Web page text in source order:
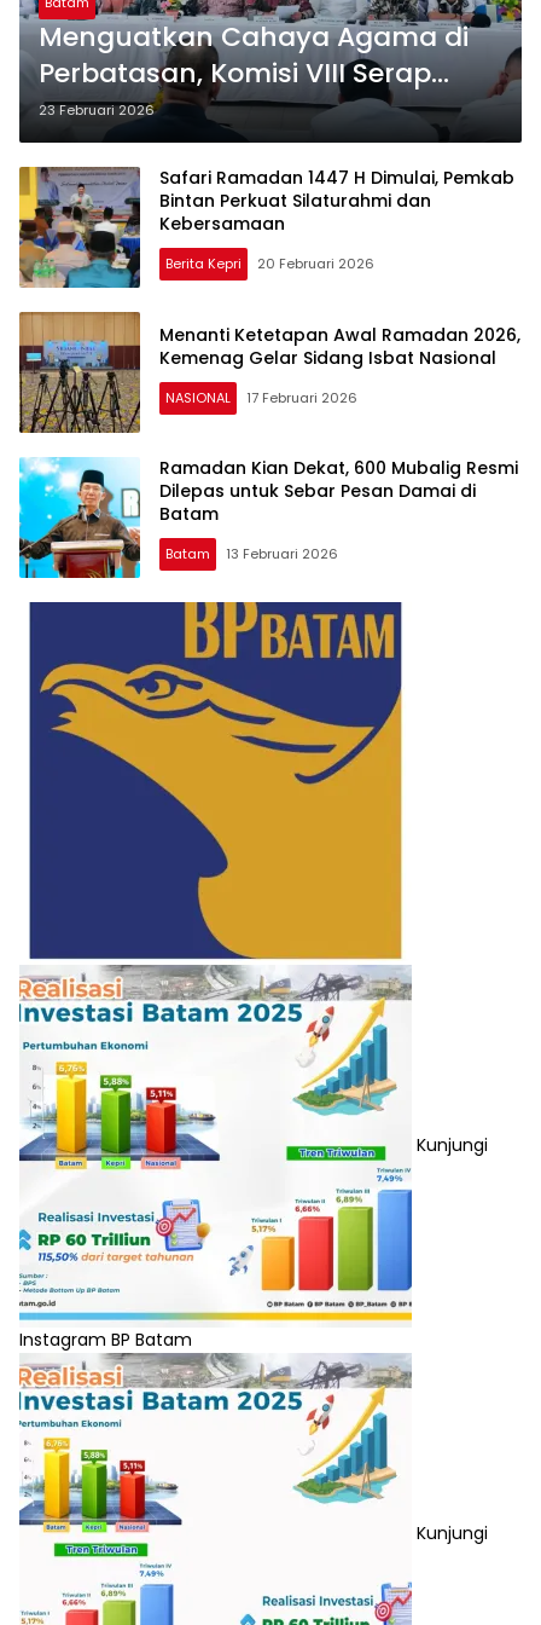
Menguatkan Cahaya Agama di
Perbatasan, Komisi VIII Serap
Aspirasi Kepri
23 Februari 2026
Safari Ramadan 1447 H Dimulai, Pemkab
Bintan Perkuat Silaturahmi dan
Kebersamaan
Berita Kepri 20 Februari 2026
Menanti Ketetapan Awal Ramadan 2026,
Kemenag Gelar Sidang Isbat Nasional
NASIONAL 17 Februari 2026
Ramadan Kian Dekat, 600 Mubalig Resmi
Dilepas untuk Sebar Pesan Damai di
Batam
Batam 13 Februari 2026
Kunjungi
Instagram BP Batam
Kunjungi